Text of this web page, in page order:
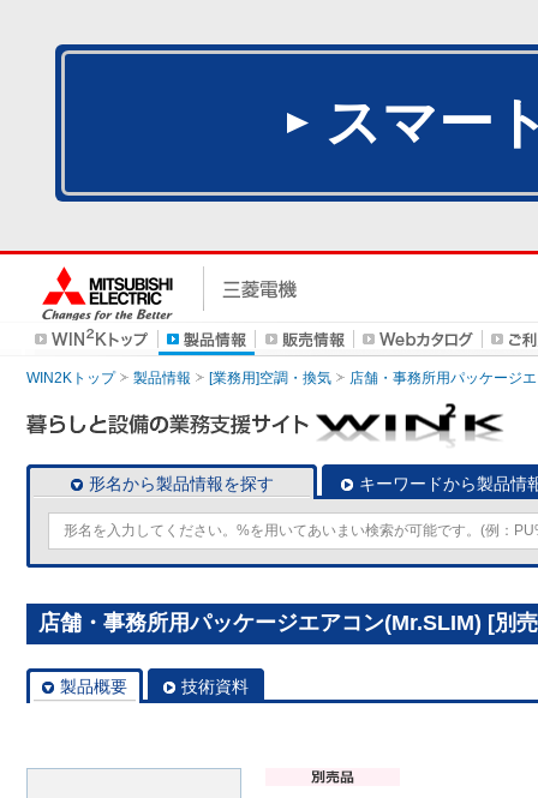
スマー
WIN2Kトップ 製品情報 [業務用]空調・換気 店舗・事務所用パッケージ
形名から製品情報を探す キーワードから製品情
店舗・事務所用パッケージエアコン(Mr.SLIM) [別
製品概要 技術資料